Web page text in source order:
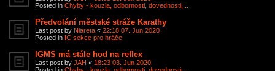
Posted in Chyby - kouzla, odbornosti, dovednosti,...
Předvolání městské stráže Karathy
Last post by Niareta « 22:18 07. Jun 2020
Posted in IC sekce pro hráče
IGMS má stále hod na reflex
Last post by JAH « 18:23 03. Jun 2020